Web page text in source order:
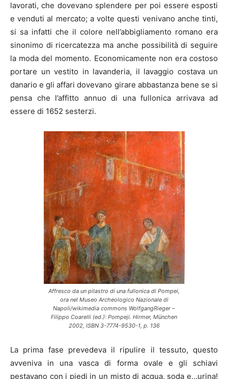
lavorati, che dovevano splendere per poi essere esposti
e venduti al mercato; a volte questi venivano anche tinti,
si sa infatti che il colore nell’abbigliamento romano era
sinonimo di ricercatezza ma anche possibilità di seguire
la moda del momento. Economicamente non era costoso
portare un vestito in lavanderia, il lavaggio costava un
danario e gli affari dovevano girare abbastanza bene se si
pensa che l’affitto annuo di una fullonica arrivava ad
essere di 1652 sesterzi.
Affresco da un pilastro di una fullonica di Pompei,
ora nel Museo Archeologico Nazionale di
Napoli/wikimedia commons WolfgangRieger –
Filippo Coarelli (ed.): Pompeji. Hirmer, München
2002, ISBN 3-7774-9530-1, p. 136
La prima fase prevedeva il ripulire il tessuto, questo
avveniva in una vasca di forma ovale e gli schiavi
pestavano con i piedi in un misto di acqua, soda e…urina!